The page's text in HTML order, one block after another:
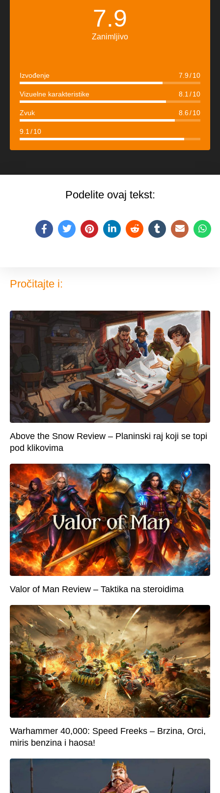
7.9
Zanimljivo
Izvođenje 7.9 10
Vizuelne karakteristike 8.1 10
Zvuk 8.6 10
9.1 10
Podelite ovaj tekst:
Pročitajte i:
Above the Snow Review – Planinski raj koji se topi
pod klikovima
Valor of Man Review – Taktika na steroidima
Warhammer 40,000: Speed Freeks – Brzina, Orci,
miris benzina i haosa!